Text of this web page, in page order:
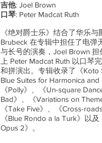
吉他: Joel Brown
口琴: Peter Madcat Ruth
《绝对爵士乐》结合了华乐与
Brubeck 在专辑中担任了电弹
与长号的演奏，Joel Brown 担
上 Peter Madcat Ruth 以口琴
和拼演出。专辑收录了《Koto
Blue Suites for Harmonica and
《Polly》、《Un-square
Bad》、《Variations on
《Take Five》、《Cross-roads
《Blue Rondo a la Turk》以
Opus 2》。